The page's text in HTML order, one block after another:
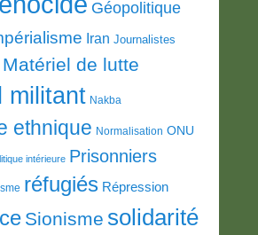
Géopolitique
Iran Journalistes
Matériel de lutte
militant Nakba
ethnique Normalisation ONU
intérieure Prisonniers
réfugiés Répression
Sionisme solidarité